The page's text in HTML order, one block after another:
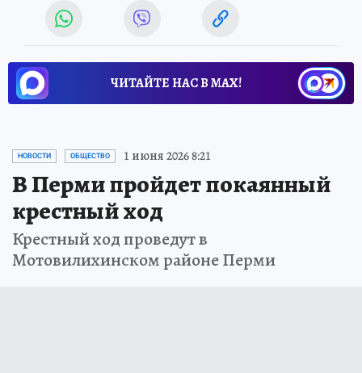
ЧИТАЙТЕ НАС В МАХ!
НОВОСТИ ОБЩЕСТВО 1 июня 2026 8:21
В Перми пройдет покаянный
крестный ход
Крестный ход проведут в
Мотовилихинском районе Перми